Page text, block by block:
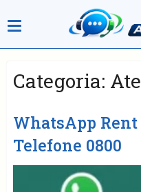
Categoria:
WhatsApp Rent
Telefone 0800